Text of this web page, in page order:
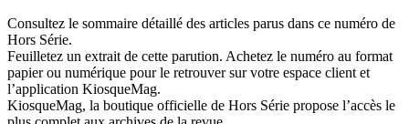
Consultez le sommaire détaillé des articles parus dans ce numéro de
Hors Série.
Feuilletez un extrait de cette parution. Achetez le numéro au format
papier ou numérique pour le retrouver sur votre espace client et
l’application KiosqueMag.
KiosqueMag, la boutique officielle de Hors Série propose l’accès le